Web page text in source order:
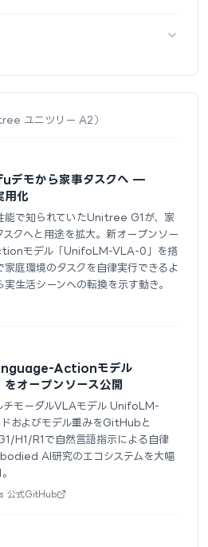
ユニツリー A2）
モから家事タスクへ —
化
能で知られていたUnitree G1が、家
クへと用途を拡大。新オープンソー
モデル「UnifoLM-VLA-0」を搭
庭環境のタスクを自律実行できるよ
生活シーンへの転換を示す動き。
Actionモデル
オープンソース公開
モーダルVLAモデル UnifoLM-
およびモデル重みをGitHubと
H1/R1で自然言語指示による自律
AI研究のエコシステムを大幅
公式GitHub